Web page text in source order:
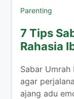
Parenting
7 Tips
Rahasia
​Sabar Umrah
agar
ajang adu